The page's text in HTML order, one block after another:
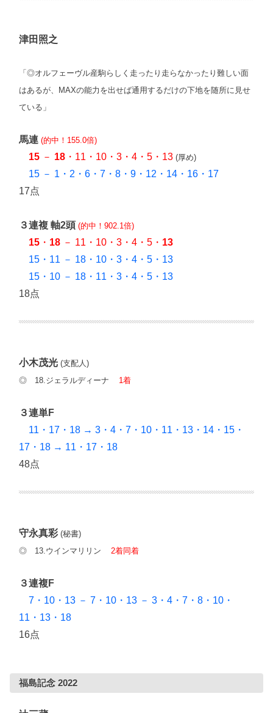
津田照之
「◎オルフェーヴル産駒らしく走ったり走らなかったり難しい面
はあるが、MAXの能力を出せば通用するだけの下地を随所に見せ
ている」
馬連 (的中！155.0倍)
15 － 18 ・11・10・3・4・5・13 (厚め)
15 － 1・2・6・7・8・9・12・14・16・17
17点
３連複 軸2頭 (的中！902.1倍)
15 ・ 18 － 11・10・3・4・5・ 13
15・11 － 18・10・3・4・5・13
15・10 － 18・11・3・4・5・13
18点
小木茂光 (支配人)
◎ 18.ジェラルディーナ
1着
３連単F
11・17・18 → 3・4・7・10・11・13・14・15・
17・18 → 11・17・18
48点
守永真彩 (秘書)
◎ 13.ウインマリリン
2着同着
３連複F
7・10・13 － 7・10・13 － 3・4・7・8・10・
11・13・18
16点
福島記念 2022